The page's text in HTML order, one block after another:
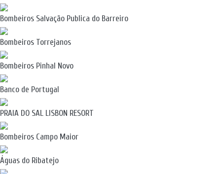
Bombeiros Salvação Publica do Barreiro
Bombeiros Torrejanos
Bombeiros Pinhal Novo
Banco de Portugal
PRAIA DO SAL LISBON RESORT
Bombeiros Campo Maior
Águas do Ribatejo